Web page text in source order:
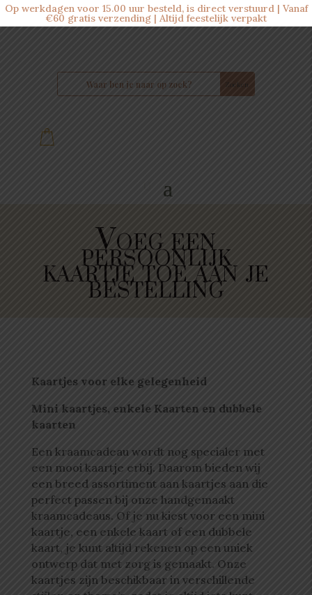
Op werkdagen voor 15.00 uur besteld, is direct verstuurd | Vanaf
€60 gratis verzending | Altijd feestelijk verpakt
Voeg een
persoonlijk
kaartje toe aan je
bestelling
Kaartjes voor elke gelegenheid
Mini kaartjes, enkele Kaarten en dubbele
kaarten
Een kraamcadeau wordt nog specialer met
een mooi kaartje erbij. Daarom bieden wij
een breed assortiment aan kaartjes aan die
perfect passen bij onze handgemaakt
kraamcadeaus. Of je nu kiest voor een mini
kaartje, een enkele kaart of een dubbele
kaart, je kunt altijd rekenen op een uniek
ontwerp dat met zorg is gemaakt. Onze
kaartjes zijn beschikbaar in verschillende